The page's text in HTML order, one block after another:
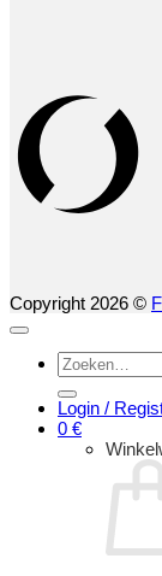
Copyright 2026 ©
Zoeken
naar:
Login /
0 €